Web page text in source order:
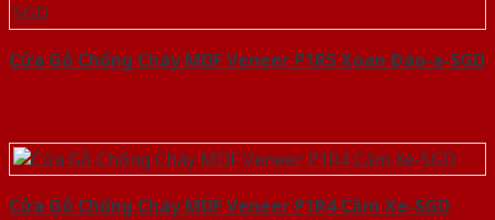
Cửa Gỗ Chống Cháy MDF Veneer P1R5 Xoan Đào-a-SGD
Cửa Gỗ Chống Cháy MDF Veneer P1R4 Căm Xe-SGD